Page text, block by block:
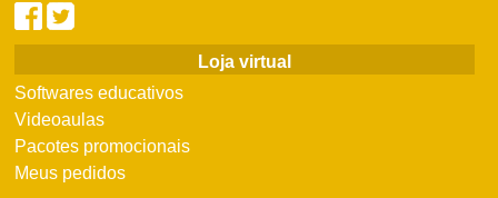
Loja virtual
Softwares educativos
Videoaulas
Pacotes promocionais
Meus pedidos